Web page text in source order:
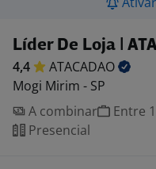
Líder De Loja |
4,4
ATACADAO
Mogi Mirim - SP
A combinar
Entre
Presencial